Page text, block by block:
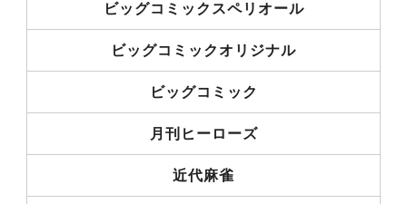
ビッグコミックスペリオール
ビッグコミックオリジナル
ビッグコミック
月刊ヒーローズ
近代麻雀